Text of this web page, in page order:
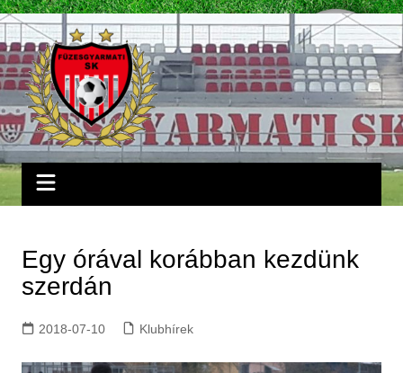
Skip
to
content
Egy órával korábban kezdünk
szerdán
2018-07-10 Klubhírek